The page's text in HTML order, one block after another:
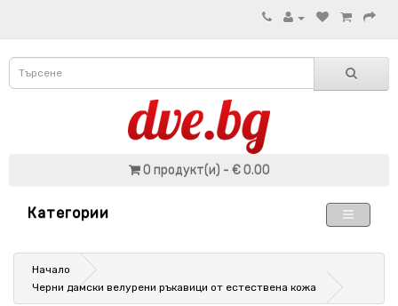
0 продукт(и) - € 0.00
Категории
Начало
Черни дамски велурени ръкавици от естествена кожа